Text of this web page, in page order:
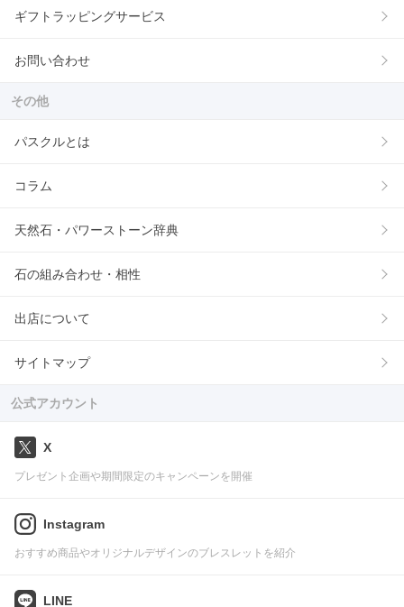
ギフトラッピングサービス
お問い合わせ
その他
パスクルとは
コラム
天然石・パワーストーン辞典
石の組み合わせ・相性
出店について
サイトマップ
公式アカウント
X
プレゼント企画や期間限定のキャンペーンを開催
Instagram
おすすめ商品やオリジナルデザインのブレスレットを紹介
LINE